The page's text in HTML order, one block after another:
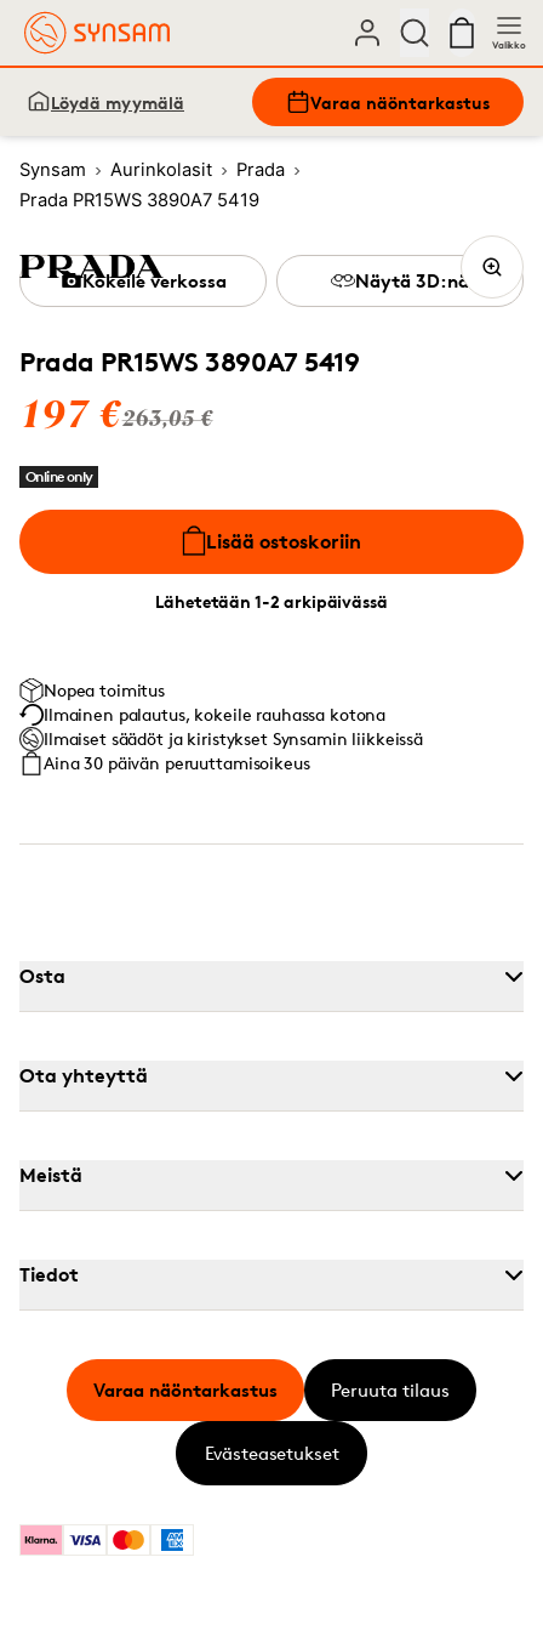
Valikko
Löydä myymälä Varaa näöntarkastus
Synsam Aurinkolasit
Prada
Prada PR15WS 3890A7 5419
Prada PR15WS 3890A7 5419
197 €263,05 €
Online only
Lisää ostoskoriin
Lähetetään 1-2 arkipäivässä
Kokeile verkossa Näytä 3D:nä
Nopea toimitus
Ilmainen palautus, kokeile rauhassa kotona
Ilmaiset säädöt ja kiristykset Synsamin liikkeissä
Aina 30 päivän peruuttamisoikeus
Osta
Ota yhteyttä
Meistä
Tiedot
KlarnaVisa MastercardAmerican Express
Varaa näöntarkastus Peruuta tilaus
Evästeasetukset